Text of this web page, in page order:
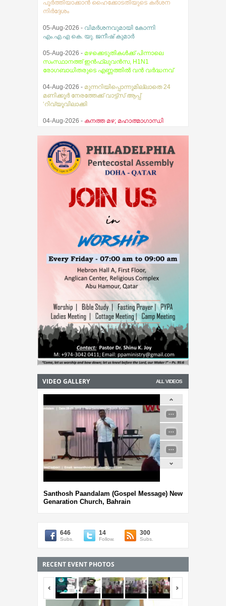
പൂര്‍ത്തിയാക്കാന്‍ ഹൈക്കോടതിയുടെ കര്‍ശന
നിര്‍ദ്ദേശം
05-Aug-2026 - വിമർശനവുമായി കോന്നി
എം.എ.എ കെ. യു. ജനീഷ് കുമാർ
05-Aug-2026 - മഴക്കെടുതികൾക്ക് പിന്നാലെ
സംസ്ഥാനത്ത് ഇൻഫ്ലുവൻസ, H1N1
രോഗബാധിതരുടെ എണ്ണത്തിൽ വൻ വർദ്ധനവ്
04-Aug-2026 - മുന്നറിയിപ്പൊന്നുമില്ലാതെ 24
മണിക്കൂർ നേരത്തേക്ക് വാട്ട്സ് ആപ്പ്
‘റിവ്യൂവിലാക്കി
04-Aug-2026 - കനത്ത മഴ; മഹാത്മാഗാന്ധി
03-Aug-2026 -
സ്ഥിതിഗതികൾ
നിയന്ത്രണവിധേയം എന്ന് മുഖ്യമന്ത്രി വി.ഡി.
സതീശൻ
പ്രകാശനം ചെയ്തു
07-Aug-2026 -ആകാശത്ത് വെച്ച് വിമാനത്തിന്റെ
ALL VIDEOS
VIDEO GALLERY
Santhosh Paandalam (Gospel Message) New
Genaration Church, Bahrain
646
Subs.
14
Follow.
300
Subs.
RECENT EVENT PHOTOS
<span></span>